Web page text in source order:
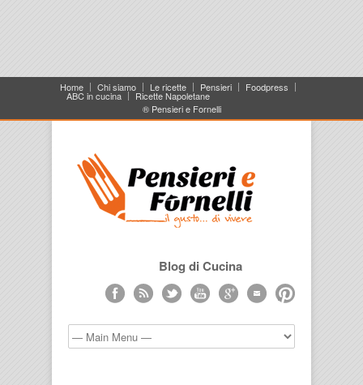
Home Chi siamo Le ricette Pensieri Foodpress
ABC in cucina
Ricette Napoletane
® Pensieri e Fornelli
Blog di Cucina